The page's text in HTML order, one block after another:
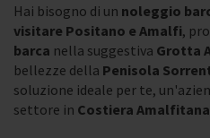
Hai bisogno di un noleggio
visitare Positano e Amalfi,
barca nella suggestiva Grotta
bellezze della Penisola
soluzione ideale per te,
settore in Costiera